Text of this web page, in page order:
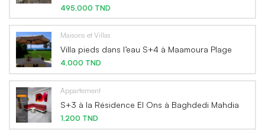
495,000 TND
Maisons et Villas
Villa pieds dans l’eau S+4 à Maamoura Plage
4,000 TND
Appartement
S+3 à la Résidence El Ons à Baghdedi Mahdia
1,200 TND